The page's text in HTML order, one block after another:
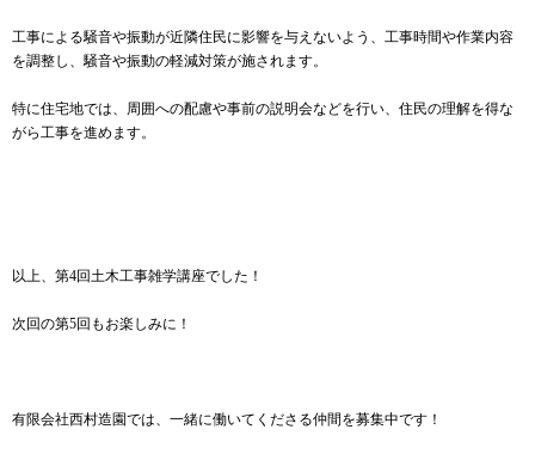
工事による騒音や振動が近隣住民に影響を与えないよう、工事時間や作業内容
を調整し、騒音や振動の軽減対策が施されます。
特に住宅地では、周囲への配慮や事前の説明会などを行い、住民の理解を得な
がら工事を進めます。
以上、第4回土木工事雑学講座でした！
次回の第5回もお楽しみに！
有限会社西村造園では、一緒に働いてくださる仲間を募集中です！